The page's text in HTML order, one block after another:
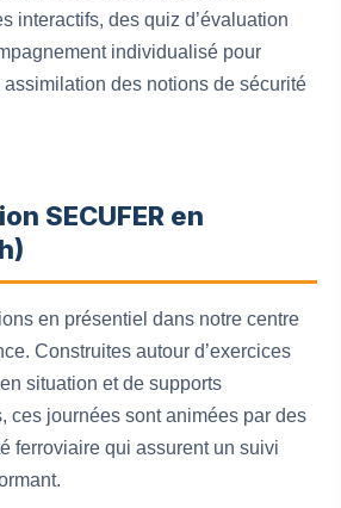
interactifs, des quiz d’évaluation
individualisé pour
des notions de sécurité
SECUFER en
en présentiel dans notre centre
Construites autour d’exercices
situation et de supports
ces journées sont animées par des
ferroviaire qui assurent un suivi